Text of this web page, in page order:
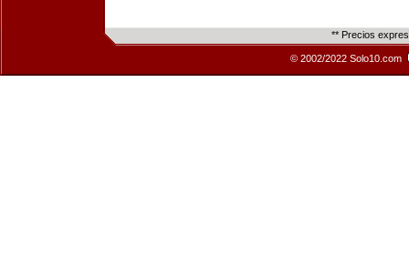
** Precios
© 2002/2022 Solo10.com